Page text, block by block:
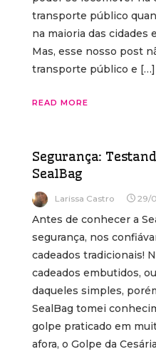
transporte público
na maioria das cidades
Mas, esse nosso post
transporte público e […]
READ MORE
Segurança:
SealBag
Larissa Castro 29/
Antes de conhecer a
segurança, nos
cadeados tradicionais!
cadeados embutidos,
daqueles simples,
SealBag tomei
golpe praticado em
afora, o Golpe da